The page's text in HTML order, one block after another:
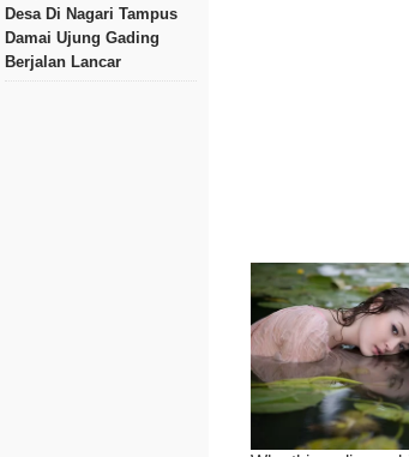
Desa Di Nagari Tampus
Damai Ujung Gading
Berjalan Lancar